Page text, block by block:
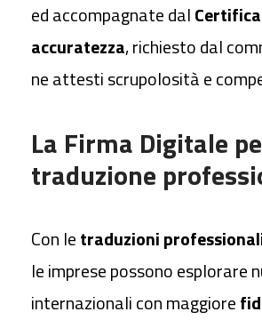
ed accompagnate dal
accuratezza, richiesto dal
ne attesti scrupolosità e
La Firma Digitale
traduzione
Con letraduzioni
le imprese possono esplorare
internazionali con maggiore